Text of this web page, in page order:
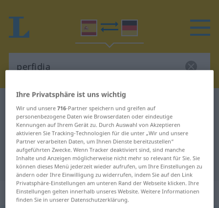
Spanisch-Deutsch Übersetzung für
"perfidia"
"perfidia" Deutsch Übersetzung
„perfidia“: femenino
Ihre Privatsphäre ist uns wichtig
Wir und unsere716-Partner speichern und greifen auf
personenbezogene Daten wie Browserdaten oder eindeutige
Kennungen auf Ihrem Gerät zu. Durch Auswahl von Akzeptieren
aktivieren Sie Tracking-Technologien für die unter „Wir und unsere
Partner verarbeiten Daten, um Ihnen Dienste bereitzustellen“
aufgeführten Zwecke. Wenn Tracker deaktiviert sind, sind manche
Inhalte und Anzeigen möglicherweise nicht mehr so relevant für Sie. Sie
können dieses Menü jederzeit wieder aufrufen, um Ihre Einstellungen zu
ändern oder Ihre Einwilligung zu widerrufen, indem Sie auf den Link
Privatsphäre-Einstellungen am unteren Rand der Webseite klicken. Ihre
Einstellungen gelten innerhalb unseres Website. Weitere Informationen
finden Sie in unserer Datenschutzerklärung.